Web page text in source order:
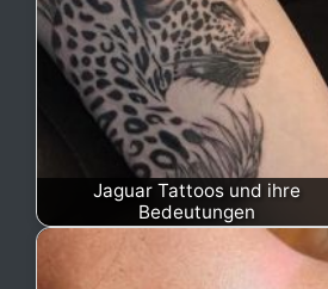
Jaguar Tattoos und ihre
Bedeutungen